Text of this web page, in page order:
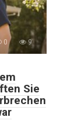
0 9
Sie